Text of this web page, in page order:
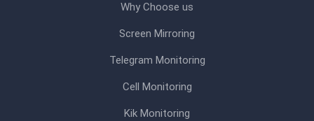
Why Choose us
Screen Mirroring
Telegram Monitoring
Cell Monitoring
Kik Monitoring